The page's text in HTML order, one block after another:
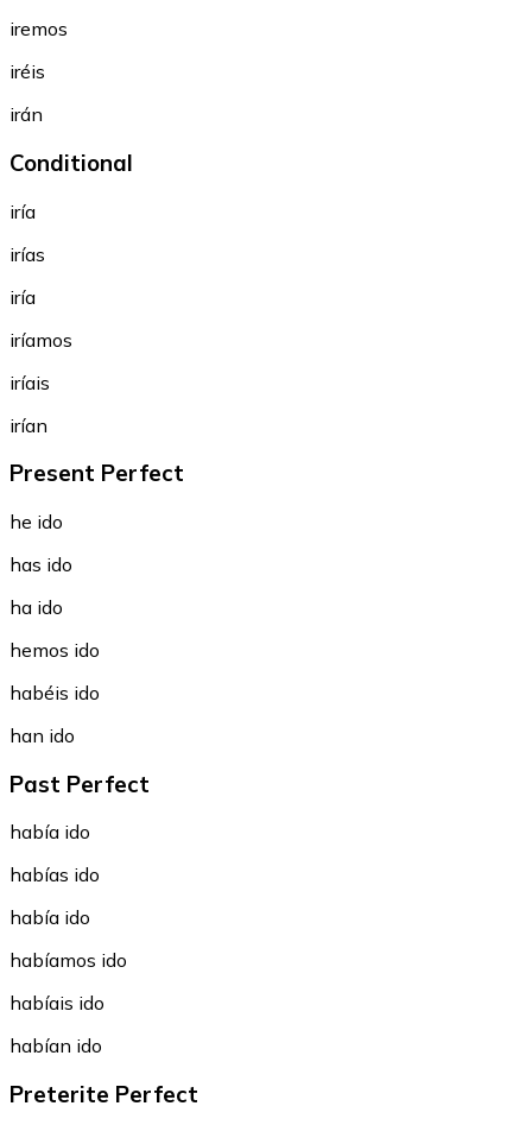
iremos
iréis
irán
Conditional
iría
irías
iría
iríamos
iríais
irían
Present Perfect
he ido
has ido
ha ido
hemos ido
habéis ido
han ido
Past Perfect
había ido
habías ido
había ido
habíamos ido
habíais ido
habían ido
Preterite Perfect